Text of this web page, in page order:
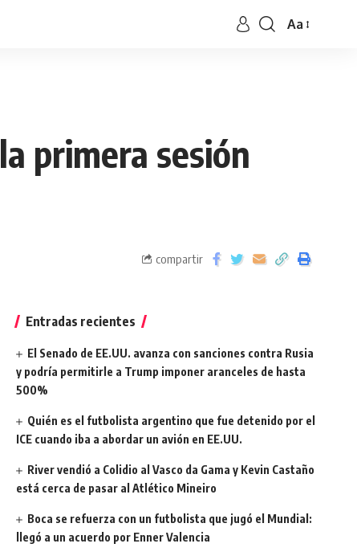
Aa
primera sesión
compartir
Entradas recientes
El Senado de EE.UU. avanza con sanciones contra Rusia
y podría permitirle a Trump imponer aranceles de hasta
500%
Quién es el futbolista argentino que fue detenido por el
ICE cuando iba a abordar un avión en EE.UU.
River vendió a Colidio al Vasco da Gama y Kevin Castaño
está cerca de pasar al Atlético Mineiro
Boca se refuerza con un futbolista que jugó el Mundial:
llegó a un acuerdo por Enner Valencia